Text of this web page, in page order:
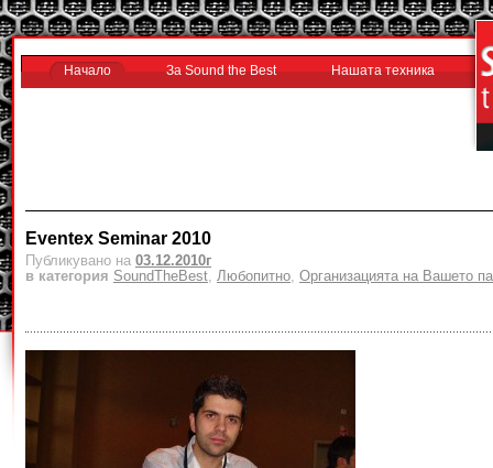
Начало За Sound the Best Нашата техника
Eventex Seminar 2010
Публикувано на 03.12.2010г
в категория SoundTheBest, Любопитно, Организацията на Вашето